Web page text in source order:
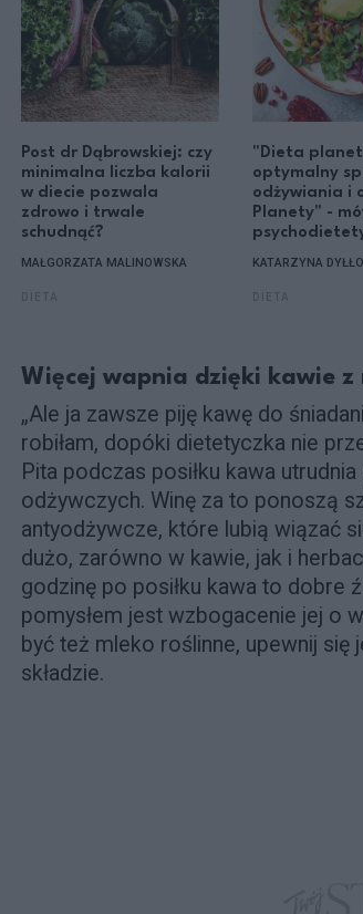
Post dr Dąbrowskiej: czy
minimalna liczba kalorii
w diecie pozwala
zdrowo i trwale
schudnąć?
MAŁGORZATA MALINOWSKA
"Dieta
optymalny
odżywiania i
Planety" -
KATARZYNA DYŁŁO
Więcej wapnia dzięki kawie z
„Ale ja zawsze piję kawę do
robiłam, dopóki dietetyczka nie
Pita podczas posiłku kawa
odżywczych. Winę za to ponoszą
antyodżywcze, które lubią wiązać
dużo, zarówno w kawie, jak i
godzinę po posiłku kawa to dobre
pomysłem jest wzbogacenie jej o
być też mleko roślinne, upewnij się
składzie.